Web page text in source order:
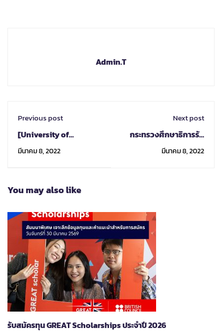
Admin.T
Previous post
[University of
Tsukuba] Call for
Nomination/Application
มีนาคม 8, 2022
Next post
กระทรวงศึกษาธิการรับ
สมัครตำแหน่งผู้อำนวย
การศูนย์ระดับภูมิภาค
มีนาคม 8, 2022
You may also like
รับสมัครทุน GREAT Scholarships ประจำปี 2026